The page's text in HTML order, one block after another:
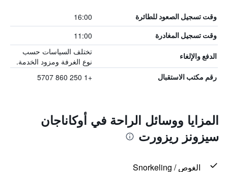
وقت تسجيل الصعود للطائرة 16:00
وقت تسجيل المغادرة 11:00
الدفع والإلغاء
تختلف السياسات حسب
نوع الغرفة ومزود الخدمة.
رقم مكتب الاستقبال +1 250 860 5707
المزايا ووسائل الراحة في أوكاناجان
سيزونز ريزورت
الغوص / Snorkeling